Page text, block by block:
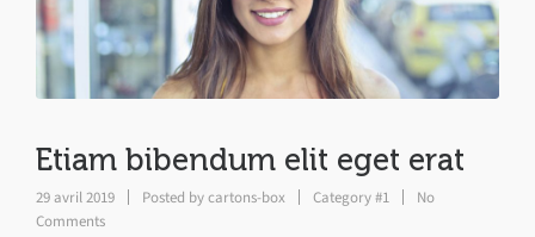
Etiam bibendum elit eget erat
29 avril 2019 Posted bycartons-box Category #1
No
Comments